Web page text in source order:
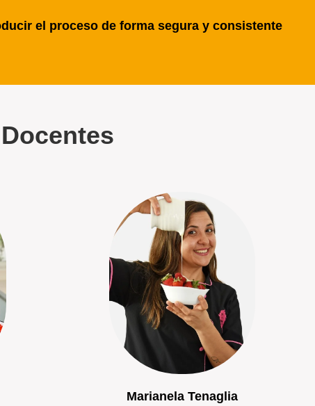
el proceso de forma segura y consistente
Docentes
Marianela Tenaglia